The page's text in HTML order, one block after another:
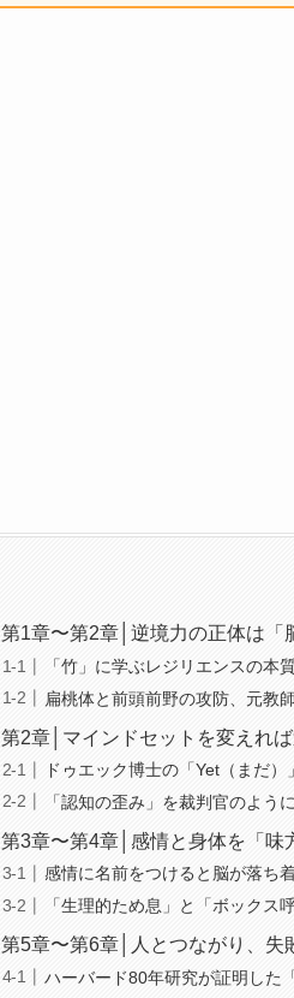
第1章〜第2章│逆境力の正体は「
「竹」に学ぶレジリエンスの本
扁桃体と前頭前野の攻防、元教
第2章│マインドセットを変えれ
ドゥエック博士の「Yet（まだ）
「認知の歪み」を裁判官のよう
第3章〜第4章│感情と身体を「味
感情に名前をつけると脳が落ち着
「生理的ため息」と「ボック
第5章〜第6章│人とつながり、失
ハーバード80年研究が証明した